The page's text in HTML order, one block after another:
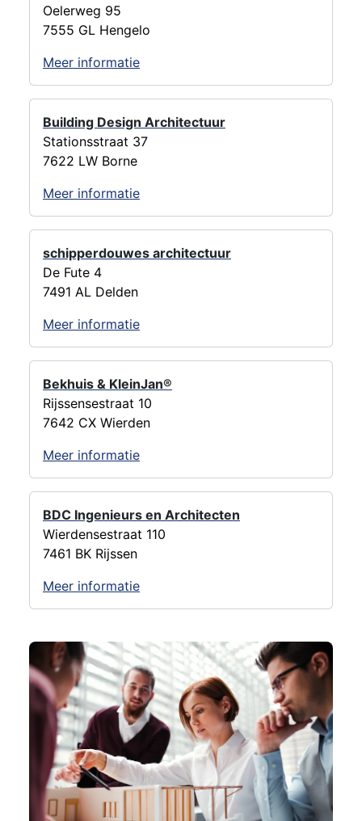
Oelerweg 95
7555 GL Hengelo
Meer informatie
Building Design Architectuur
Stationsstraat 37
7622 LW Borne
Meer informatie
schipperdouwes architectuur
De Fute 4
7491 AL Delden
Meer informatie
Bekhuis & KleinJan®
Rijssensestraat 10
7642 CX Wierden
Meer informatie
BDC Ingenieurs en Architecten
Wierdensestraat 110
7461 BK Rijssen
Meer informatie